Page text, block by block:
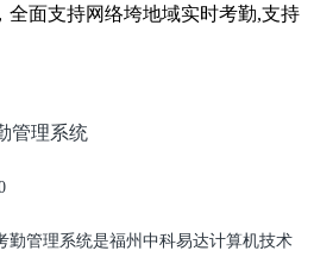
全面支持网络垮地域实时考勤,支持
管理系统
勤管理系统是福州中科易达计算机技术